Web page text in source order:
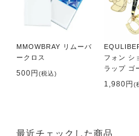
MMOWBRAY リムーバ
ークロス
500円(税込)
フォン シ
ラップ ゴ
1,980円(
最近チェックした商品